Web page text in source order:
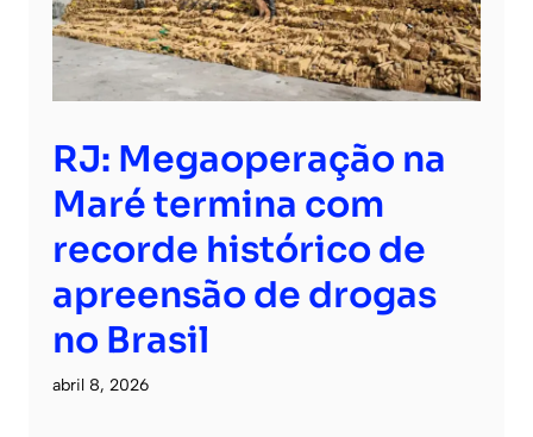
RJ: Megaoperação na
Maré termina com
recorde histórico de
apreensão de drogas
no Brasil
abril 8, 2026